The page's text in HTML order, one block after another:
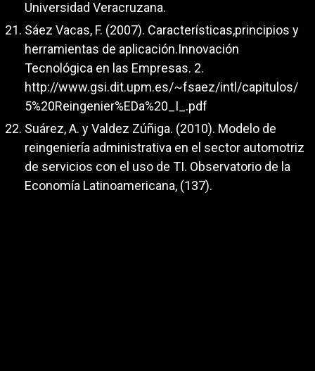
Universidad Veracruzana.
Sáez Vacas, F. (2007). Características,principios y
herramientas de aplicación.Innovación
Tecnológica en las Empresas. 2.
http://www.gsi.dit.upm.es/~fsaez/intl/capitulos/
5%20Reingenier%EDa%20_I_.pdf
Suárez, A. y Valdez Zúñiga. (2010). Modelo de
reingeniería administrativa en el sector automotriz
de servicios con el uso de TI. Observatorio de la
Economía Latinoamericana, (137).